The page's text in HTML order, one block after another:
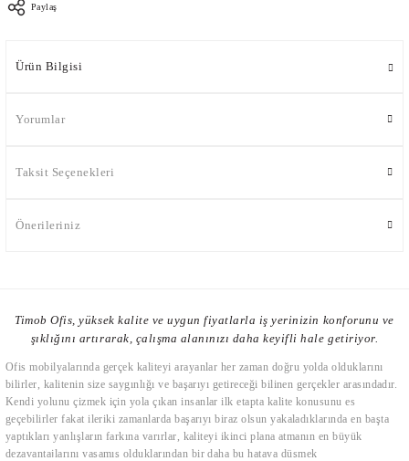
Paylaş
Ürün Bilgisi
Yorumlar
Taksit Seçenekleri
Önerileriniz
Timob Ofis, yüksek kalite ve uygun fiyatlarla iş yerinizin konforunu ve
şıklığını artırarak, çalışma alanınızı daha keyifli hale getiriyor.
Ofis mobilyalarında gerçek kaliteyi arayanlar her zaman doğru yolda olduklarını
bilirler, kalitenin size saygınlığı ve başarıyı getireceği bilinen gerçekler arasındadır.
Kendi yolunu çizmek için yola çıkan insanlar ilk etapta kalite konusunu es
geçebilirler fakat ileriki zamanlarda başarıyı biraz olsun yakaladıklarında en başta
yaptıkları yanlışların farkına varırlar, kaliteyi ikinci plana atmanın en büyük
dezavantajlarını yaşamış olduklarından bir daha bu hataya düşmek